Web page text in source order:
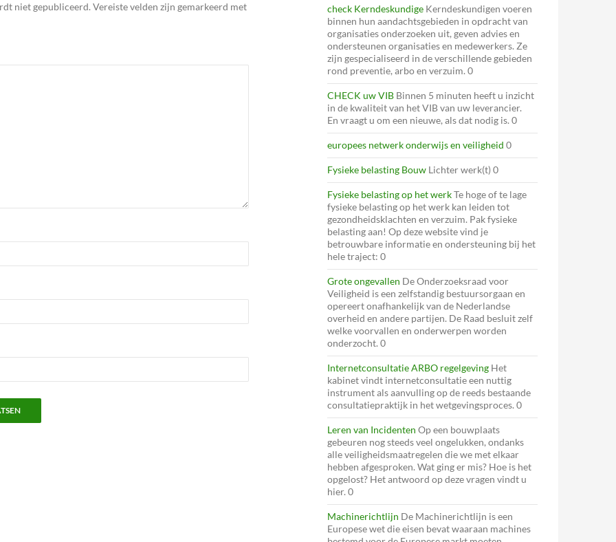
niet gepubliceerd. Vereiste velden zijn gemarkeerd met
check Kerndeskundige Kerndeskundigen voeren
binnen hun aandachtsgebieden in opdracht van
organisaties onderzoeken uit, geven advies en
ondersteunen organisaties en medewerkers. Ze
zijn gespecialiseerd in de verschillende gebieden
rond preventie, arbo en verzuim. 0
CHECK uw VIB Binnen 5 minuten heeft u inzicht
in de kwaliteit van het VIB van uw leverancier.
En vraagt u om een nieuwe, als dat nodig is. 0
europees netwerk onderwijs en veiligheid 0
Fysieke belasting Bouw Lichter werk(t) 0
Fysieke belasting op het werkTe hoge of te lage
fysieke belasting op het werk kan leiden tot
gezondheidsklachten en verzuim. Pak fysieke
belasting aan! Op deze website vind je
betrouwbare informatie en ondersteuning bij het
hele traject: 0
Grote ongevallen De Onderzoeksraad voor
Veiligheid is een zelfstandig bestuursorgaan en
opereert onafhankelijk van de Nederlandse
overheid en andere partijen. De Raad besluit zelf
welke voorvallen en onderwerpen worden
onderzocht. 0
Internetconsultatie ARBO regelgeving Het
kabinet vindt internetconsultatie een nuttig
instrument als aanvulling op de reeds bestaande
consultatiepraktijk in het wetgevingsproces. 0
Leren van Incidenten Op een bouwplaats
gebeuren nog steeds veel ongelukken, ondanks
alle veiligheidsmaatregelen die we met elkaar
hebben afgesproken. Wat ging er mis? Hoe is het
opgelost? Het antwoord op deze vragen vindt u
hier. 0
Machinerichtlijn De Machinerichtlijn is een
Europese wet die eisen bevat waaraan machines